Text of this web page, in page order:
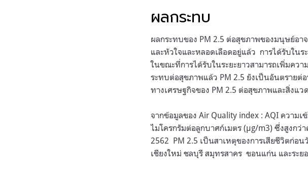
ผลกระทบ
ผลกระทบของ PM 2.5 ต่อสุขภาพของมนุษย์อา
และหัวใจและหลอดเลือดอยู่แล้ว การได้รับใน
ในขณะที่การได้รับในระยะยาวสามารถเพิ่มคว
ระทบต่อสุขภาพแล้ว PM 2.5 ยังเป็นอันตราย
ทางเศรษฐกิจของ PM 2.5 ต่อสุขภาพและสิ่งแ
จากข้อมูลของ Air Quality index : AQI ความ
ไมโครกรัมต่อลูกบาศก์เมตร (µg/m3) ซึ่งสูงก
2562 PM 2.5 เป็นสาเหตุของการเสียชีวิตก่อ
เชียงใหม่ ชลบุรี สมุทรสาคร ขอนแก่น และระย